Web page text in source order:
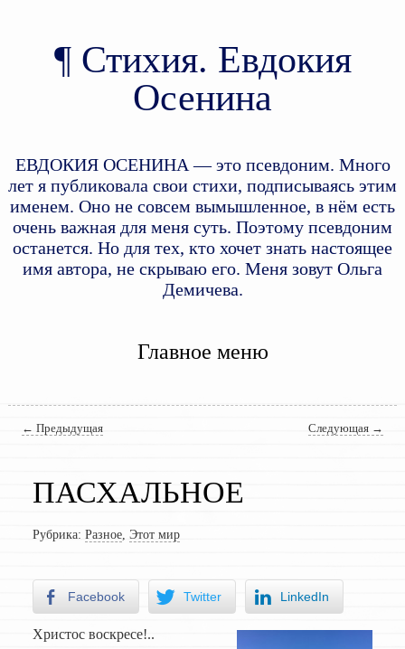
Стихия. Евдокия
Осенина
ЕВДОКИЯ ОСЕНИНА — это псевдоним. Много
лет я публиковала свои стихи, подписываясь этим
именем. Оно не совсем вымышленное, в нём есть
очень важная для меня суть. Поэтому псевдоним
останется. Но для тех, кто хочет знать настоящее
имя автора, не скрываю его. Меня зовут Ольга
Демичева.
Главное меню
Навигация по записям
← Предыдущая Следующая →
ПАСХАЛЬНОЕ
Рубрика: Разное, Этот мир
Facebook Twitter LinkedIn
Христос воскресе!..